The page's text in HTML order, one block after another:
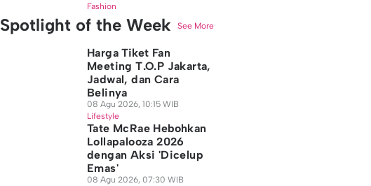
Fashion
Spotlight of the Week See More
Harga Tiket Fan
Meeting T.O.P Jakarta,
Jadwal, dan Cara
Belinya
08 Agu 2026, 10:15 WIB
Lifestyle
Tate McRae Hebohkan
Lollapalooza 2026
dengan Aksi 'Dicelup
Emas'
08 Agu 2026, 07:30 WIB